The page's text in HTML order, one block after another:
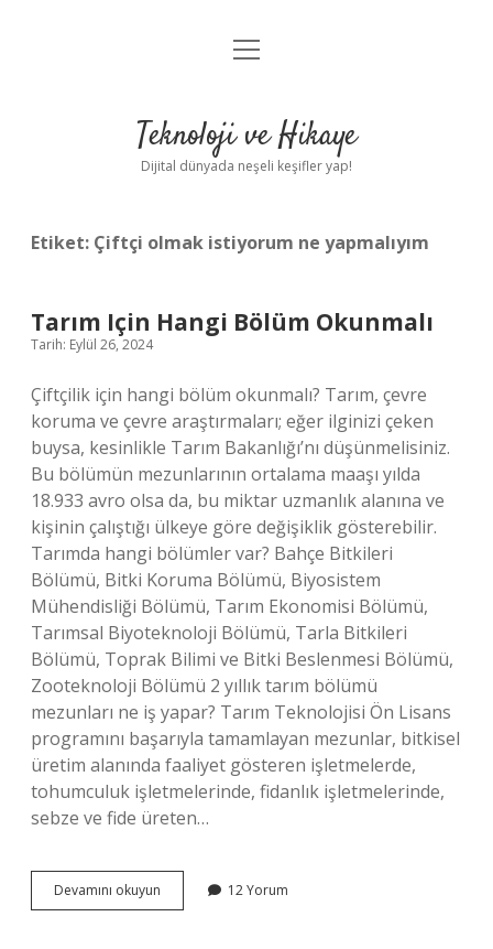
Anasayfa
Yasal Uyarı
menüyü
Teknoloji ve Hikaye
Dijital dünyada neşeli keşifler yap!
Etiket: Çiftçi olmak istiyorum ne yapmalıyım
Tarım Için Hangi Bölüm Okunmalı
Tarih: Eylül 26, 2024
Çiftçilik için hangi bölüm okunmalı? Tarım, çevre
koruma ve çevre araştırmaları; eğer ilginizi çeken
buysa, kesinlikle Tarım Bakanlığı’nı düşünmelisiniz.
Bu bölümün mezunlarının ortalama maaşı yılda
18.933 avro olsa da, bu miktar uzmanlık alanına ve
kişinin çalıştığı ülkeye göre değişiklik gösterebilir.
Tarımda hangi bölümler var? Bahçe Bitkileri
Bölümü, Bitki Koruma Bölümü, Biyosistem
Mühendisliği Bölümü, Tarım Ekonomisi Bölümü,
Tarımsal Biyoteknoloji Bölümü, Tarla Bitkileri
Bölümü, Toprak Bilimi ve Bitki Beslenmesi Bölümü,
Zooteknoloji Bölümü 2 yıllık tarım bölümü
mezunları ne iş yapar? Tarım Teknolojisi Ön Lisans
programını başarıyla tamamlayan mezunlar, bitkisel
üretim alanında faaliyet gösteren işletmelerde,
tohumculuk işletmelerinde, fidanlık işletmelerinde,
sebze ve fide üreten…
Devamını okuyun
Için
12 Yorum